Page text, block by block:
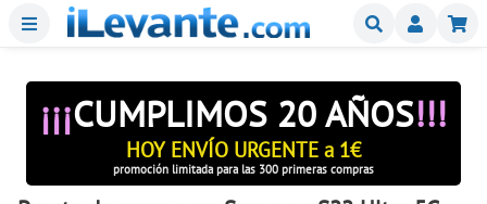
Menu Buscar
¡¡¡CUMPLIMOS 20 AÑOS!!!
HOY ENVÍO URGENTE a 1€
promoción limitada para las 300 primeras compras